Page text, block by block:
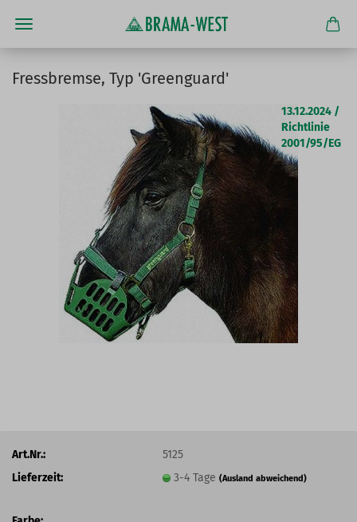
Fressbremse, Typ 'Greenguard'
13.12.2024 /
Richtlinie
2001/95/EG
Art.Nr.:
5125
Lieferzeit:
3-4 Tage(Ausland abweichend)